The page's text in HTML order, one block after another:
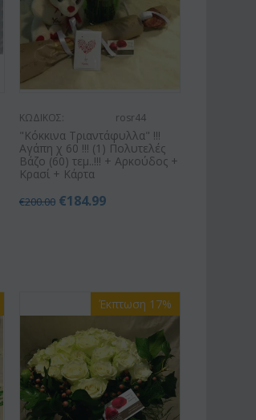
ΚΩΔΙΚΟΣ: rosr44
"Κόκκινα Τριαντάφυλλα" !!!
Αγάπη χ 60 !!! (1) Πολυτελές
Βάζο (60) τεμ..!!! + Αρκούδος +
Κρασί + Κάρτα
€200.00 €184.99
Έκπτωση 17%